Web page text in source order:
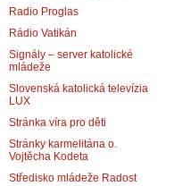
Radio Proglas
Rádio Vatikán
Signály – server katolické
mládeže
Slovenská katolická televízia
LUX
Stránka víra pro děti
Stránky karmelitána o.
Vojtěcha Kodeta
Středisko mládeže Radost